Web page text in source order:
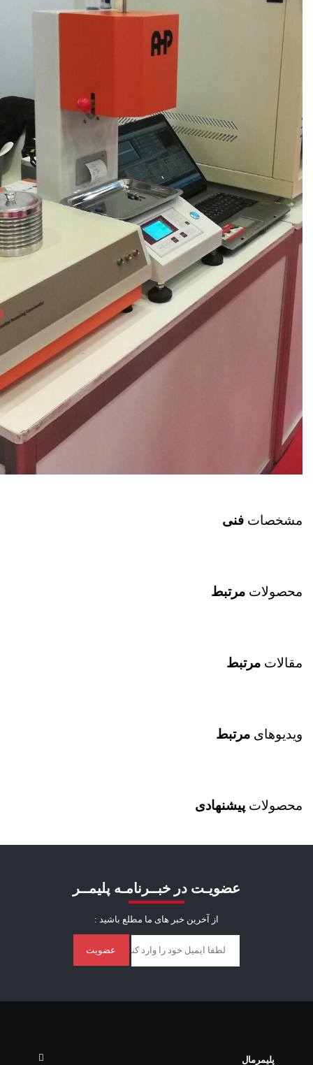
مشخصات فنی
محصولات مرتبط
مقالات مرتبط
ویدیوهای مرتبط
محصولات پیشنهادی
عضویـت در خبــرنامـه پلیمــر
از آخرین خبر ‌های ما مطلع باشید :
عضویت
پلیمرمال